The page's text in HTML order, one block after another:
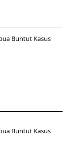
Buntut Kasus
Buntut Kasus